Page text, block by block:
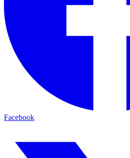
Facebook